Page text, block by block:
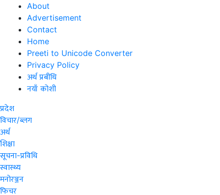
About
Advertisement
Contact
Home
Preeti to Unicode Converter
Privacy Policy
अर्थ प्रबीधि
नयाँ कोशी
प्रदेश
विचार/ब्लग
अर्थ
शिक्षा
सूचना-प्रविधि
स्वास्थ्य
मनोरञ्जन
फिचर